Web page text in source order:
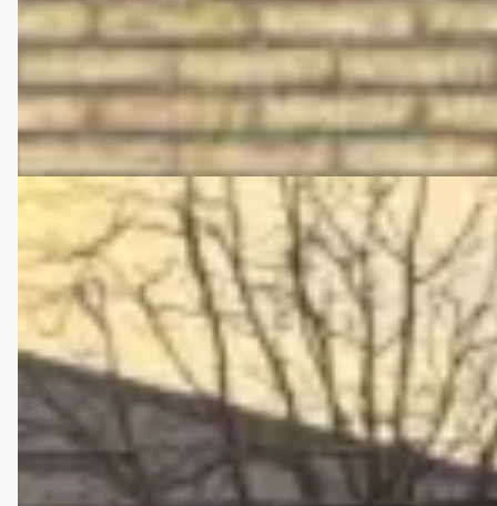
1.568 km · Benzine · Handgeschakeld
Vivantecars· Sibrandabuorren 4,4 247
Bekijk aanbieding →
Vergelijk
Dodge Challenger·2016
5.7 V8 Hemi 2016 LEES BESCHRIJVING
€ 11.950
v.a. € 253/mnd
2016 · 92.000 km · Benzine · Automaat
Autobedrijf Huisman· Ruinerwold 124)
Bekijk aanbieding →